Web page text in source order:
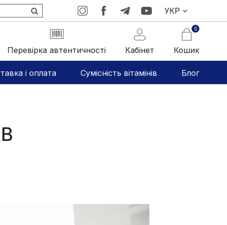
УКР
Перевірка автентичності Кабінет
0
Кошик
і оплата Сумісність вітамінів Блог